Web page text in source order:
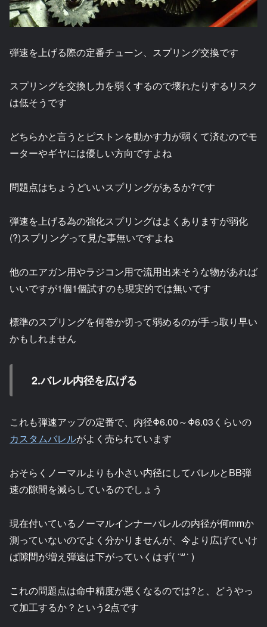
弾速を上げる際の定番チューン、スプリング交換です
スプリングを交換し力を弱くするので壊れたりするリスク
は低そうです
どちらかと言うとピストンを動かす力が弱くて済むのでモ
ーターやギヤには優しい方向ですよね
問題点はちょうどいいスプリングがあるか?です
弾速を上げる為の強化スプリングはよくありますが弱化
(?)スプリングって見た事無いですよね
他のエアガン用やラジコン用で流用出来そうな物があれば
いいですが1個1個試すのも現実的では無いです
標準のスプリングを何巻か切って弱めるのが手っ取り早い
かもしれません
2.バレル内径を広げる
これも弾速アップの定番で、内径Φ6.00～Φ6.03くらいの
カスタムバレルがよく売られています
おそらくノーマルよりも小さい内径にしてバレルとBB弾
速の隙間を減らしているのでしょう
現在付いているノーマルインナーバレルの内径が何mmか
測っていないのでよく分かりませんが、今より広げていけ
ば隙間が増え弾速は下がっていくはず( ˙꒳​˙ )
これの問題点は命中精度が悪くなるのでは?と、どうやっ
て加工するか？という2点です